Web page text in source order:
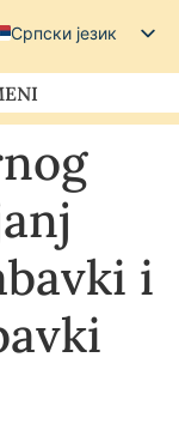
Српски језик
Српски (ћирилица)
Magyar
Hrvatski
i